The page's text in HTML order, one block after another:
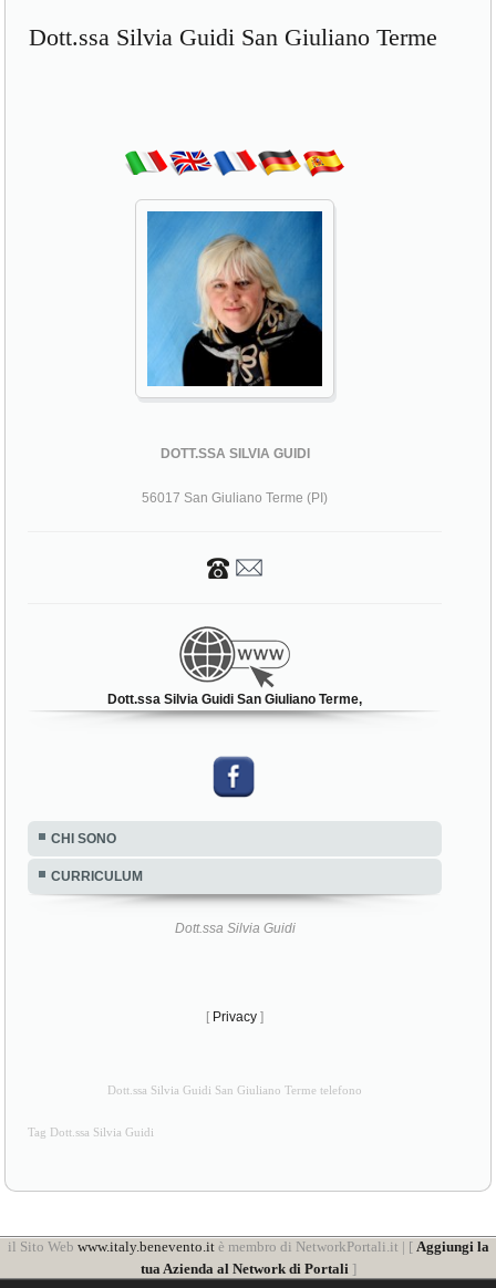
Dott.ssa Silvia Guidi San Giuliano Terme
DOTT.SSA SILVIA GUIDI
56017 San Giuliano Terme (PI)
Dott.ssa Silvia Guidi San Giuliano Terme,
CHI SONO
CURRICULUM
Dott.ssa Silvia Guidi
[ Privacy ]
Dott.ssa Silvia Guidi San Giuliano Terme telefono
Tag Dott.ssa Silvia Guidi
il Sito Web www.italy.benevento.itè membro di NetworkPortali.it | [ Aggiungi la
tua Azienda al Network di Portali ]